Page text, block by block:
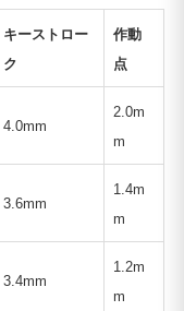
キーストロー
ク
作動
点
4.0mm
2.0m
m
3.6mm
1.4m
m
3.4mm
1.2m
m